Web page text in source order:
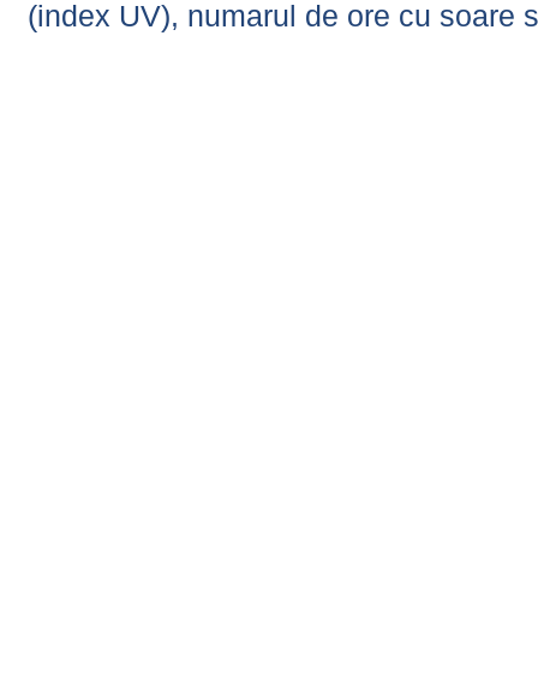
(index UV), numarul de ore cu soare